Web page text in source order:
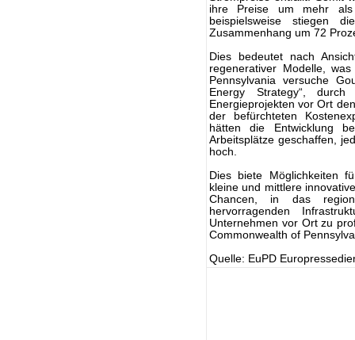
ihre Preise um mehr
beispielsweise stiegen
Zusammenhang um 72
Dies bedeutet nach
regenerativer Modelle,
Pennsylvania versuche
Energy Strategy“,
Energieprojekten vor Ort
der befürchteten
hätten die Entwicklung
Arbeitsplätze geschaffen,
hoch.
Dies biete Möglichkeiten
kleine und mittlere
Chancen, in das
hervorragenden
Unternehmen vor Ort zu
Commonwealth of
Quelle: EuPD